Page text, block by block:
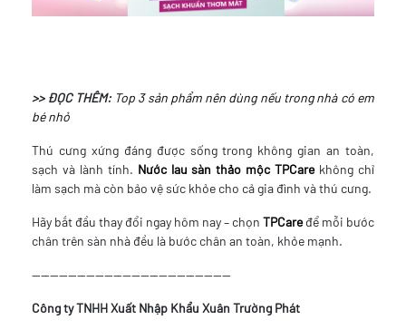
>> ĐỌC THÊM: Top 3 sản phẩm nên dùng nếu trong nhà có em
bé nhỏ
Thú cưng xứng đáng được sống trong không gian an toàn,
sạch và lành tính. Nước lau sàn thảo mộc TPCarekhông chỉ
làm sạch mà còn bảo vệ sức khỏe cho cả gia đình và thú cưng.
Hãy bắt đầu thay đổi ngay hôm nay – chọn TPCaređể mỗi bước
chân trên sàn nhà đều là bước chân an toàn, khỏe mạnh.
--------------------------------------------
Công ty TNHH Xuất Nhập Khẩu Xuân Trường Phát